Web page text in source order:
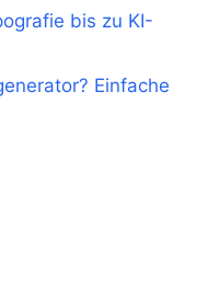
bis zu KI-
Einfache